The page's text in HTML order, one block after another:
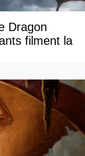
Dragon
filment la